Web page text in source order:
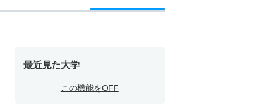
最近見た大学
この機能をOFF